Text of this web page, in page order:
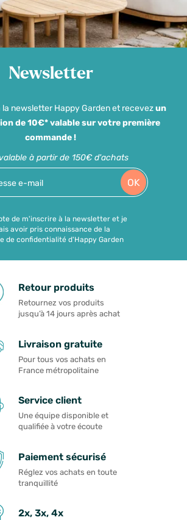
Newsletter
newsletter Happy Garden et recevezun
de 10€* valable sur votre première
commande !
à partir de 150€ d'achats
OK
de m'inscrire à la newsletter et je
avoir pris connaissance de la
de confidentialité d'Happy Garden
Retour produits
Retournez vos produits
jusqu’à 14 jours après achat
Livraison gratuite
Pour tous vos achats en
France métropolitaine
Service client
Une équipe disponible et
qualifiée à votre écoute
Paiement sécurisé
Réglez vos achats en toute
tranquillité
2x, 3x, 4x